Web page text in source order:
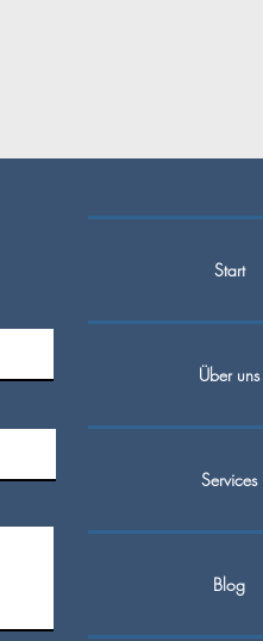
Start
Über uns
Services
Blog